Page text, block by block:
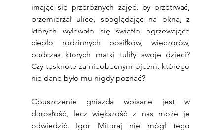
imając się przeróżnych zajęć, by przetrwać,
przemierzał ulice, spoglądając na okna, z
których wylewało się światło ogrzewające
ciepło rodzinnych posiłków, wieczorów,
podczas których matki tuliły swoje dzieci?
Czy tęsknotę za nieobecnym ojcem, którego
nie dane było mu nigdy poznać?
Opuszczenie gniazda wpisane jest w
dorosłość, lecz większość z nas może je
odwiedzić. Igor Mitoraj nie mógł tego